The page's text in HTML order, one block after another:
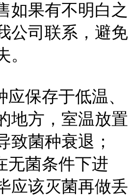
如果有不明白之
公司联系，避免
保存于低温、
地方，室温放置
致菌种衰退；
无菌条件下进
应该灭菌再做丢